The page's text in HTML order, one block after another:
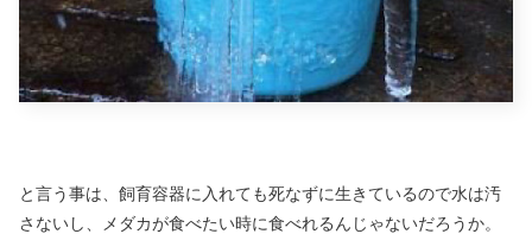
と言う事は、飼育容器に入れても死なずに生きているので水は汚
さないし、メダカが食べたい時に食べれるんじゃないだろうか。